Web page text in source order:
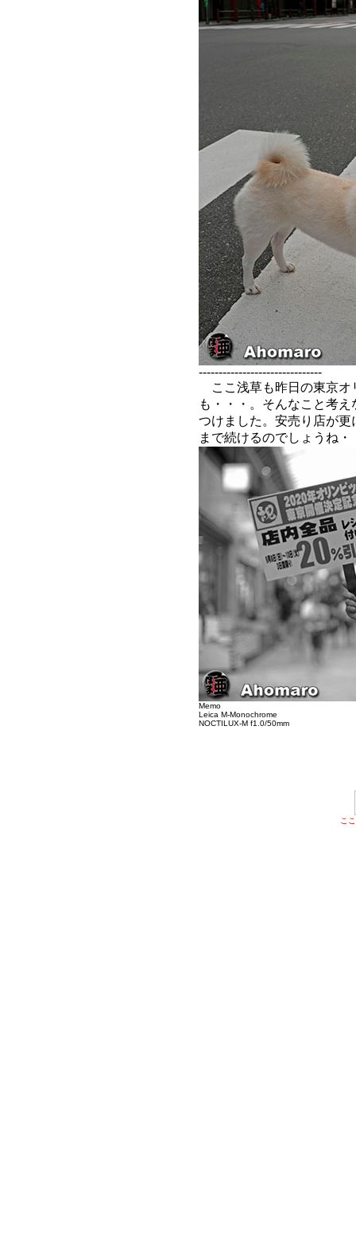
-------------------------------
ここ浅草も昨日の東京オ
も・・・。そんなこと考
つけました。安売り店が
まで続けるのでしょうね・
Memo
Leica M-Monochrome
NOCTILUX-M f1.0/50mm
こ